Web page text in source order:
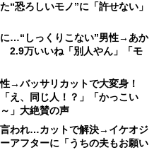
“恐ろしいモノ”に「許せない」
…“しっくりこない”男性→あか
2.9万いいね「別人やん」「モ
性→バッサリカットで大変身！
え、同じ人！？」「かっこい
」大絶賛の声
われ…カットで解決→イケオジ
アフターに「うちの夫もお願い